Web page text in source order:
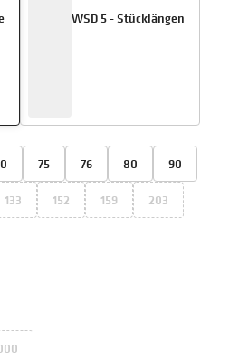
WSD 5 - Stücklängen
75 76 80
90
133 152 159
203